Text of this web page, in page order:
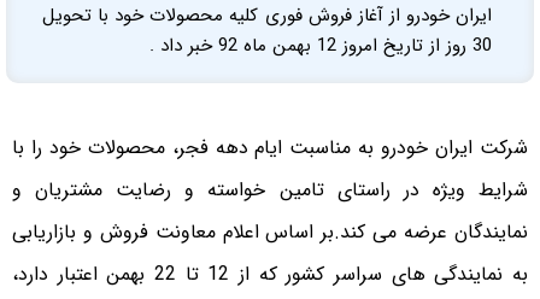
ایران خودرو از آغاز فروش فوری کلیه محصولات خود با تحویل
30 روز از تاریخ امروز 12 بهمن ماه 92 خبر داد .
شرکت ایران خودرو به مناسبت ایام دهه فجر، محصولات خود را با
شرایط ویژه در راستای تامین خواسته و رضایت مشتریان و
نمایندگان عرضه می کند.بر اساس اعلام معاونت فروش و بازاریابی
به نمایندگی های سراسر کشور که از 12 تا 22 بهمن اعتبار دارد،